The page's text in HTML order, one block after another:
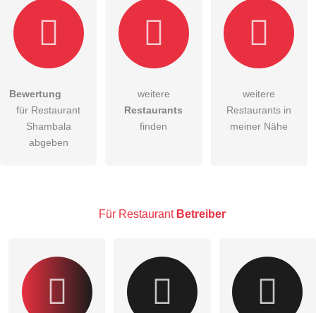
Hiermit akzeptiere ich dieAGB
DieDatenschutzerklärung habe ich zur Kenntnis genommen.
Besucher sichtbar.
Bewertung
für Restaurant
Shambala
abgeben
weitere
Restaurants
finden
weitere
Restaurants in
meiner Nähe
Für Restaurant Betreiber